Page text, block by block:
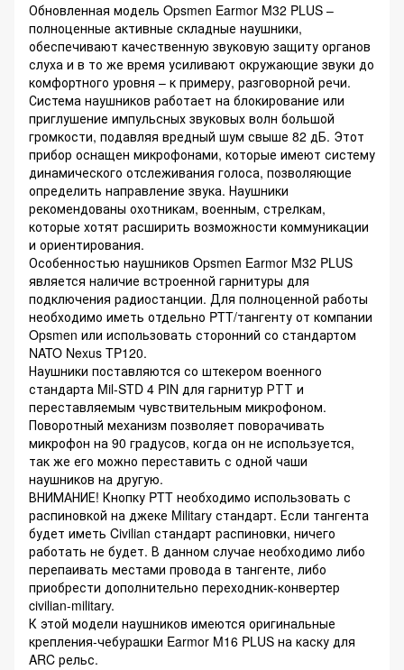
Обновленная модель Opsmen Earmor M32 PLUS –
полноценные активные складные наушники,
обеспечивают качественную звуковую защиту органов
слуха и в то же время усиливают окружающие звуки до
комфортного уровня – к примеру, разговорной речи.
Система наушников работает на блокирование или
приглушение импульсных звуковых волн большой
громкости, подавляя вредный шум свыше 82 дБ. Этот
прибор оснащен микрофонами, которые имеют систему
динамического отслеживания голоса, позволяющие
определить направление звука. Наушники
рекомендованы охотникам, военным, стрелкам,
которые хотят расширить возможности коммуникации
и ориентирования.
Особенностью наушников Opsmen Earmor M32 PLUS
является наличие встроенной гарнитуры для
подключения радиостанции. Для полноценной работы
необходимо иметь отдельно PTT/тангенту от компании
Opsmen или использовать сторонний со стандартом
NATO Nexus TP120.
Наушники поставляются со штекером военного
стандарта Mil-STD 4 PIN для гарнитур РТТ и
переставляемым чувствительным микрофоном.
Поворотный механизм позволяет поворачивать
микрофон на 90 градусов, когда он не используется,
так же его можно переставить с одной чаши
наушников на другую.
ВНИМАНИЕ! Кнопку PTT необходимо использовать с
распиновкой на джеке Military стандарт. Если тангента
будет иметь Civilian стандарт распиновки, ничего
работать не будет. В данном случае необходимо либо
перепаивать местами провода в тангенте, либо
приобрести дополнительно переходник-конвертер
civilian-military.
К этой модели наушников имеются оригинальные
крепления-чебурашки Earmor M16 PLUS на каску для
ARC рельс.